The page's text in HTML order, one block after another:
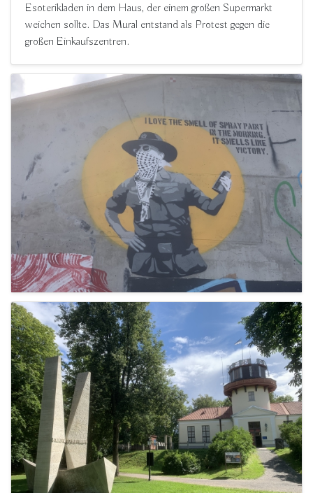
Esoterikladen in dem Haus, der einem großen Supermarkt
weichen sollte. Das Mural entstand als Protest gegen die
großen Einkaufszentren.